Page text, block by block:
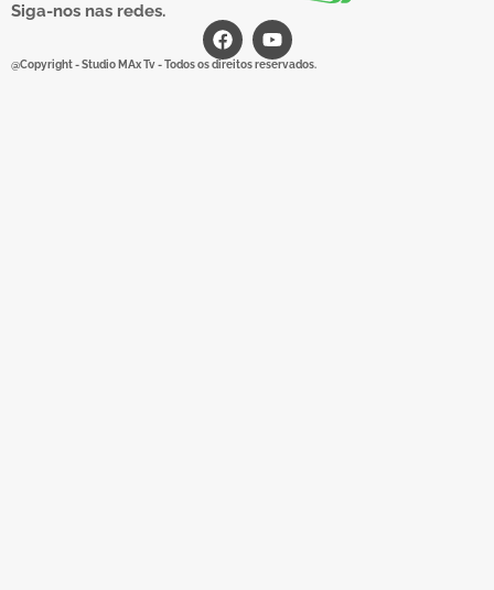
Siga-nos nas redes.
@Copyright - Studio MAx Tv - Todos os direitos reservados.